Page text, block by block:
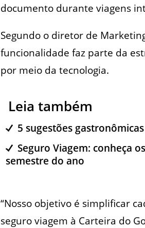
documento durante viagens
Segundo o diretor de
funcionalidade faz parte da
por meio da tecnologia.
Leia também
5 sugestões
Seguro Viagem: conheça
semestre do ano
“Nosso objetivo é simplificar
seguro viagem à Carteira do